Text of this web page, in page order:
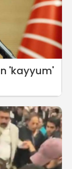
'kayyum'